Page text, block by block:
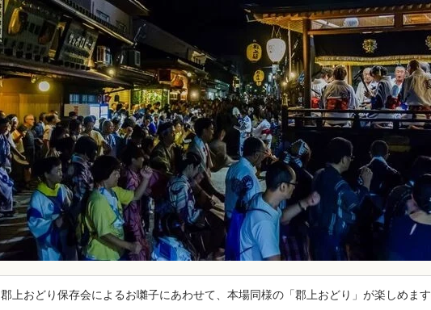
郡上おどり保存会によるお囃子にあわせて、本場同様の「郡上おどり」が楽しめます